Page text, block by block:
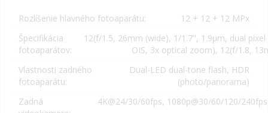
Rozlíšenie hlavného fotoaparátu:
12 + 12 + 12 MPx
Špecifikácia
fotoaparátov:
12(f/1.5, 26mm (wide), 1/1.7", 1.9µm, dual
OIS, 3x optical zoom), 12(f/1.8,
Vlastnosti zadného
fotoaparátu:
Dual-LED dual-tone flash, HDR
(photo/panorama)
Zadná
4K@24/30/60fps, 1080p@30/60/120/